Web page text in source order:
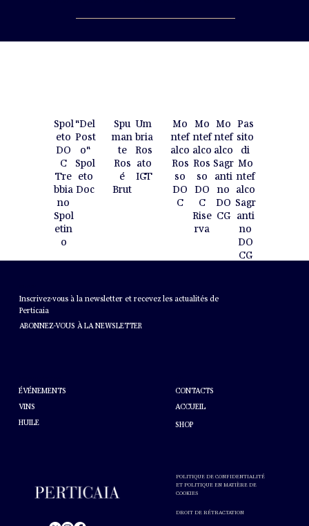
Spol
eto
DO
C
Tre
bbia
no
Spol
etin
o
"Del
Post
o"
Spol
eto
Doc
Spu
man
te
Ros
é
Brut
Um
bria
Ros
ato
IGT
Mo
ntef
alco
Ros
so
DO
C
Mo
ntef
alco
Ros
so
DO
C
Rise
rva
Mo
ntef
alco
Sagr
anti
no
DO
CG
Pas
sito
di
Mo
ntef
alco
Sagr
anti
no
DO
CG
Inscrivez-vous à la newsletter et recevez les actualités de
Perticaia
ABONNEZ-VOUS À LA NEWSLETTER
POLITIQUE DE CONFIDENTIALITÉ
ET POLITIQUE EN MATIÈRE DE
COOKIES
DROIT DE RÉTRACTATION
ÉVÉNEMENTS
VINS
HUILE
CONTACTS
ACCUEIL
SHOP